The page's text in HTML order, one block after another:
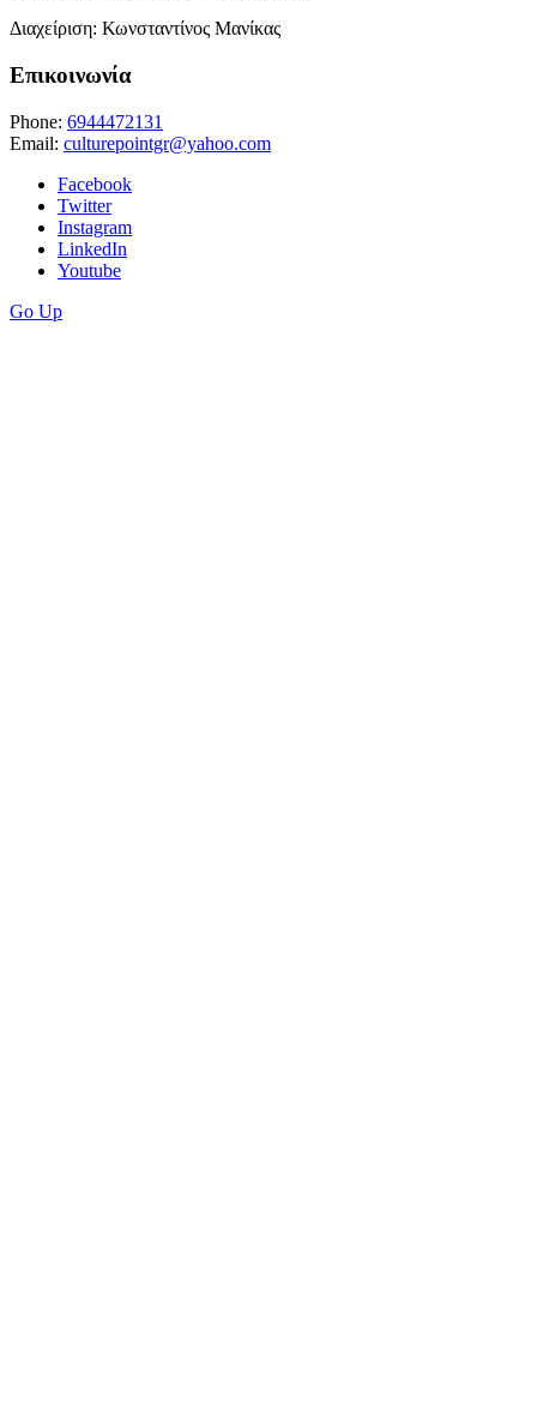
Διαχείριση: Κωνσταντίνος Μανίκας
Επικοινωνία
Phone: 6944472131
Email: culturepointgr@yahoo.com
Facebook
Twitter
Instagram
LinkedIn
Youtube
Go Up